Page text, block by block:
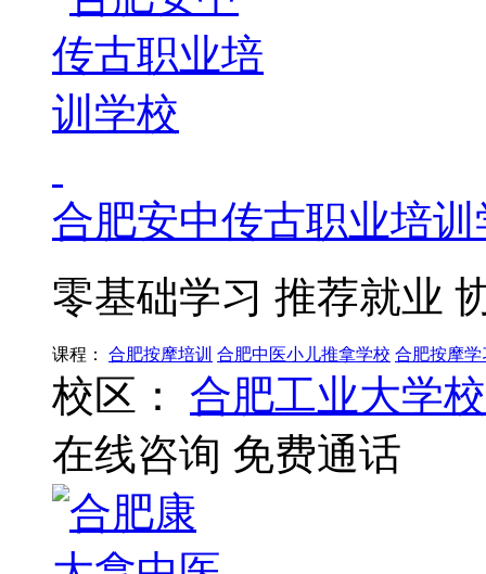
合肥安中传古职业培训
零基础学习 推荐就业
课程： 合肥按摩培训 合肥中医小儿推拿学校 合肥按摩学
校区：
合肥工业大学
在线咨询 免费通话